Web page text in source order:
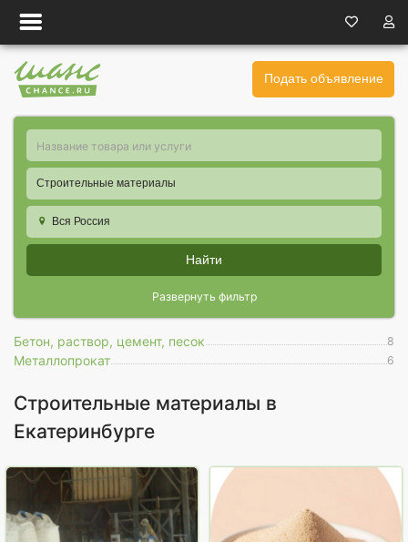
Подать объявление
Строительные материалы
Вся Россия
Найти
Развернуть фильтр
Бетон, раствор, цемент, песок 8
Металлопрокат 6
Строительные материалы в
Екатеринбурге